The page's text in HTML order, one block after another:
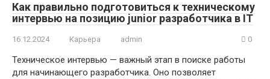
Как правильно подготовиться к техническому
интервью на позицию junior разработчика в IT
16.12.2024 Карьера admin 0
Техническое интервью — важный этап в поиске работы
для начинающего разработчика. Оно позволяет